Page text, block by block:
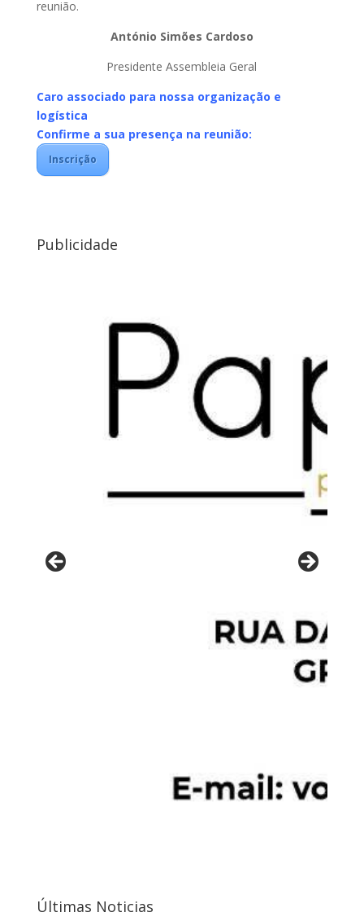
reunião.
António Simões Cardoso
Presidente Assembleia Geral
Caro associado para nossa organização e
logística
Confirme a sua presença na reunião:
Inscrição
Publicidade
Últimas Noticias